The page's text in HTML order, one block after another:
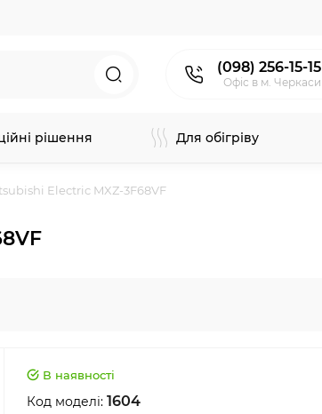
(098) 256-15-15
Офіс в м. Черкаси
рішення Для обігріву
Electric MXZ-3F68VF
В наявності
Код моделі: 1604